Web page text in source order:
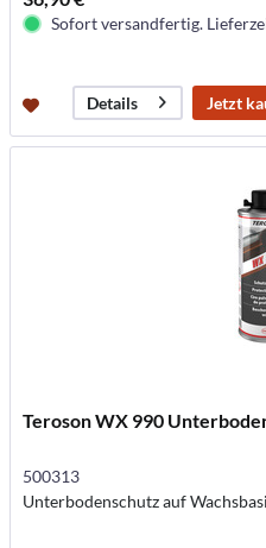
Sofort versandfertig.
Details Jetzt
Teroson WX 990
500313
Unterbodenschutz auf